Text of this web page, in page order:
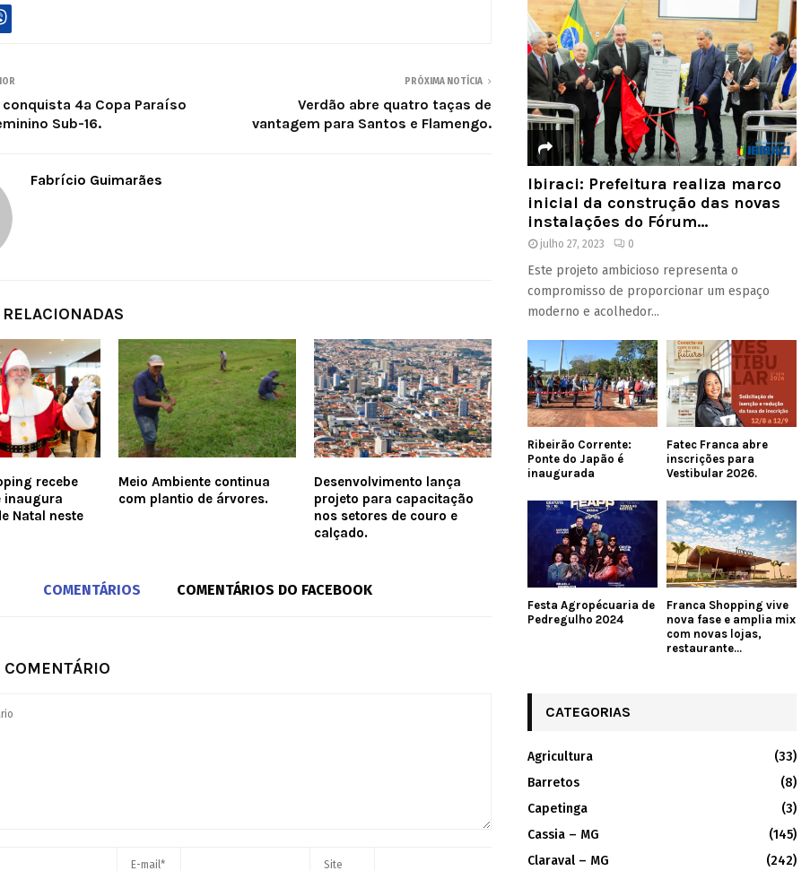
conquista 4ª Copa Paraíso
Sub-16.
PRÓXIMA NOTÍCIA
Verdão abre quatro taças de
vantagem para Santos e Flamengo.
Fabrício Guimarães
recebe
inaugura
Natal neste
Meio Ambiente continua
com plantio de árvores.
Desenvolvimento lança
projeto para capacitação
nos setores de couro e
calçado.
COMENTÁRIOS COMENTÁRIOS DO FACEBOOK
Ibiraci: Prefeitura realiza marco
inicial da construção das novas
instalações do Fórum...
julho 27, 2023 0
Este projeto ambicioso representa o
compromisso de proporcionar um espaço
moderno e acolhedor...
Ribeirão Corrente:
Ponte do Japão é
inaugurada
Fatec Franca abre
inscrições para
Vestibular 2026.
Festa Agropécuaria de
Pedregulho 2024
Franca Shopping vive
nova fase e amplia mix
com novas lojas,
restaurante...
CATEGORIAS
Agricultura
(33)
Barretos
(8)
Capetinga
(3)
Cassia – MG
(145)
Claraval – MG
(242)